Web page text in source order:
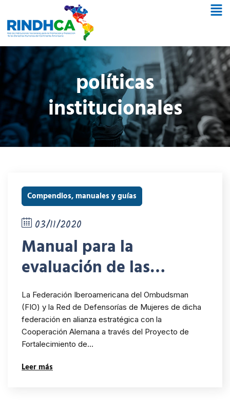
políticas
institucionales
Compendios, manuales y guías
03/11/2020
Manual para la
evaluación de las
políticas institucionales
de género de las
instituciones de
derechos humanos
La Federación Iberoamericana del Ombudsman
(FIO) y la Red de Defensorías de Mujeres de dicha
federación en alianza estratégica con la
Cooperación Alemana a través del Proyecto de
Fortalecimiento de…
Leer más